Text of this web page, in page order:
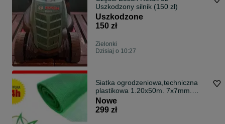
Uszkodzony silnik (150 zł)
Uszkodzone
150 zł
Zielonki
Dzisiaj o 10:27
Siatka ogrodzeniowa,techniczna
plastikowa 1.20x50m. 7x7mm.
Zielona PCV
Nowe
299 zł